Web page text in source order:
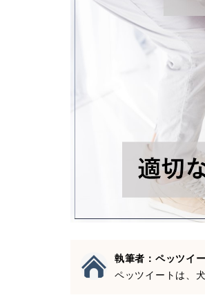
執筆者：ペッツイ
ペッツイートは、